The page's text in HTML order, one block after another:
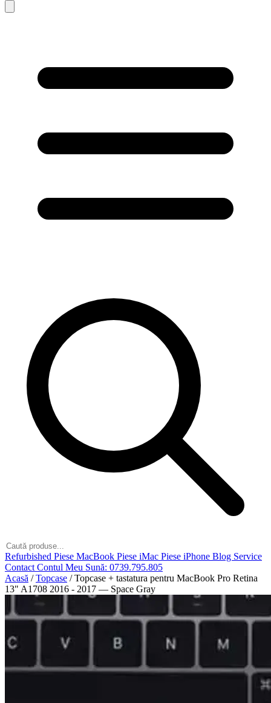
Refurbished Piese MacBook Piese iMac Piese iPhone Blog Service
Contact Contul Meu Sună: 0739.795.805
Acasă / Topcase / Topcase + tastatura pentru MacBook Pro Retina
13" A1708 2016 - 2017 — Space Gray